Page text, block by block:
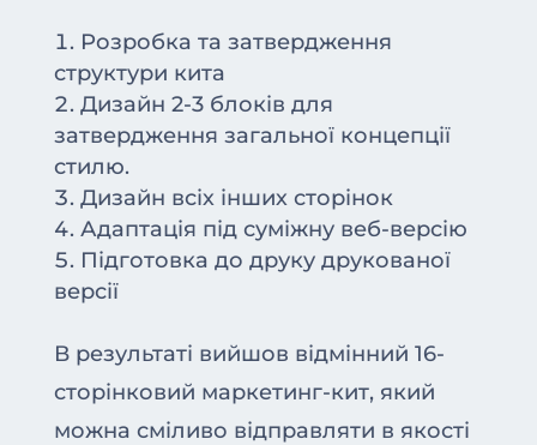
Розробка та затвердження
структури кита
Дизайн 2-3 блоків для
затвердження загальної концепції
стилю.
Дизайн всіх інших сторінок
Адаптація під суміжну веб-версію
Підготовка до друку друкованої
версії
В результаті вийшов відмінний 16-
сторінковий маркетинг-кит, який
можна сміливо відправляти в якості